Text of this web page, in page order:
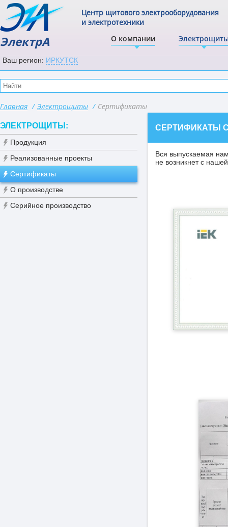
ЭлектрА О компании
Центр щитового электрооборудования
и электротехники
Ваш регион: ИРКУТСК
Главная / Электрощиты / Сертификаты
ЭЛЕКТРОЩИТЫ:
Продукция
Реализованные проекты
Сертификаты
О производстве
Серийное производство
СЕРТИФИКАТЫ
Вся выпускаемая
не возникнет с